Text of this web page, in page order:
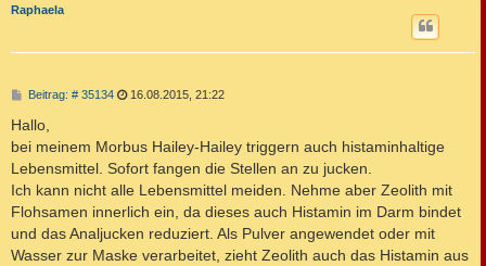
Raphaela
Beitrag: # 35134B
r
a
g
16.08.2015, 21:22
Hallo,
bei meinem Morbus Hailey-Hailey triggern auch histaminhaltige
Lebensmittel. Sofort fangen die Stellen an zu jucken.
Ich kann nicht alle Lebensmittel meiden. Nehme aber Zeolith mit
Flohsamen innerlich ein, da dieses auch Histamin im Darm bindet
und das Analjucken reduziert. Als Pulver angewendet oder mit
Wasser zur Maske verarbeitet, zieht Zeolith auch das Histamin aus